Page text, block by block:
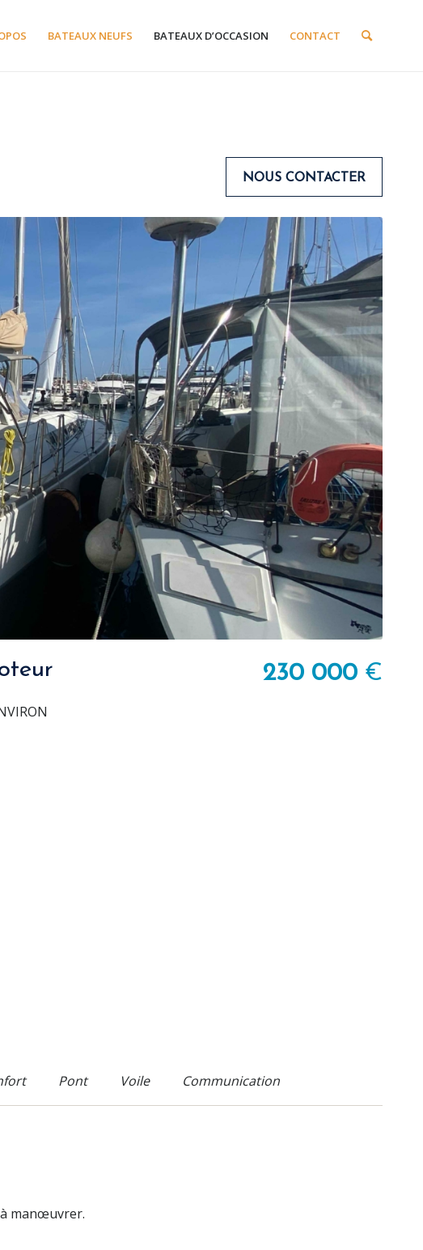
BATEAUX NEUFS BATEAUX D’OCCASION CONTACT
NOUS CONTACTER
230 000€
Pont Voile Communication
à manœuvrer.